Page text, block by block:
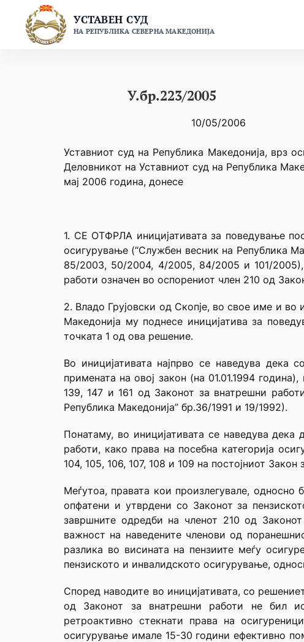
content
УСТАВЕН СУД
НА РЕПУБЛИКА СЕВЕРНА МАКЕДОНИЈА
У.бр.223/2005
10/05/2006
Уставниот суд на Република Македонија, врз
Деловникот на Уставниот суд на Република
мај 2006 година, донесе
1. СЕ ОТФРЛА иницијативата за поведување
осигурување (“Службен весник на Република
85/2003, 50/2004, 4/2005, 84/2005 и 101/
работи означен во оспорениот член 210 од
2. Владо Грујовски од Скопје, во свое име и во
Македонија му поднесе иницијатива за
точката 1 од ова решение.
Во иницијативата најпрво се наведува
примената на овој закон (на 01.01.1994
139, 147 и 161 од Законот за внатрешни
Република Македонија” бр.36/1991 и 19/1992).
Понатаму, во иницијативата се наведува
работи, како права на посебна категорија
104, 105, 106, 107, 108 и 109 на постојниот
Меѓутоа, правата кои произлегувале,
опфатени и утврдени со Законот за
завршните одредби на членот 210 од
важност на наведените членови од
разлика во висината на пензиите меѓу
пензиското и инвалидското осигурување,
Според наводите во иницијативата, со
од Законот за внатрешни работи не бил
ретроактивно стекнати права на
осигурување имале 15-30 години ефективно